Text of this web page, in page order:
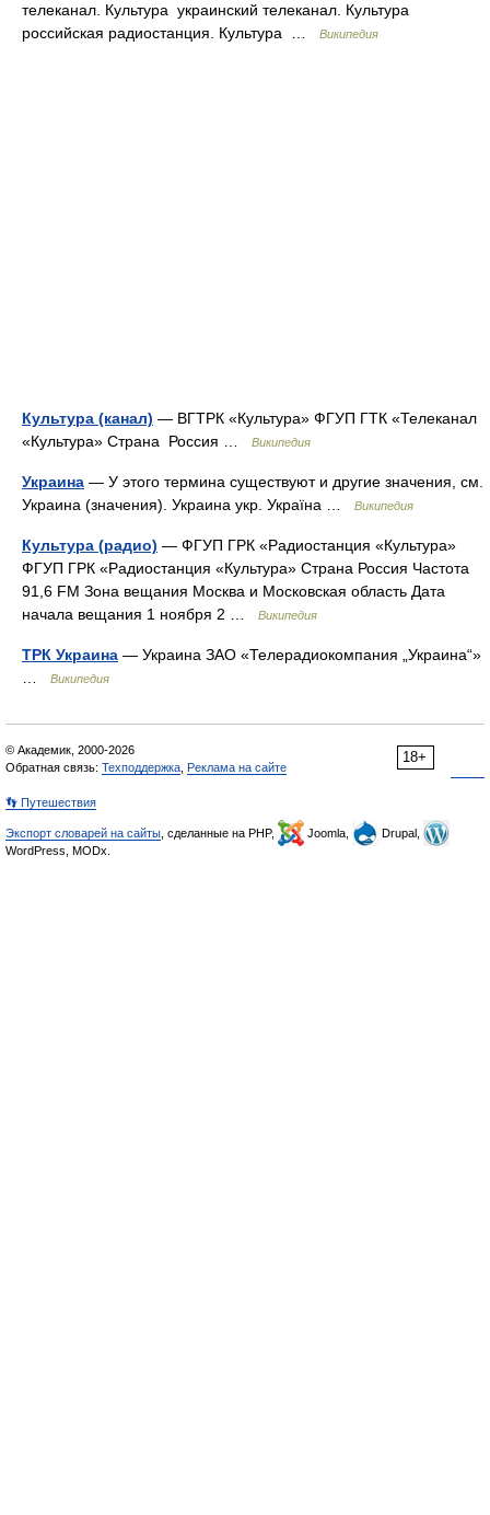
телеканал. Культура украинский телеканал. Культура
российская радиостанция. Культура …
Википедия
Культура (канал) — ВГТРК «Культура» ФГУП ГТК «Телеканал
«Культура» Страна Россия …
Википедия
Украина — У этого термина существуют и другие значения, см.
Украина (значения). Украина укр. Україна …
Википедия
Культура (радио) — ФГУП ГРК «Радиостанция «Культура»
ФГУП ГРК «Радиостанция «Культура» Страна Россия Частота
91,6 FM Зона вещания Москва и Московская область Дата
начала вещания 1 ноября 2 …
Википедия
ТРК Украина — Украина ЗАО «Телерадиокомпания „Украина“»
…
Википедия
18+
© Академик, 2000-2026
Обратная связь: Техподдержка Реклама на сайте
👣 Путешествия
Экспорт словарей на сайты , сделанные на PHP, Joomla,
Drupal,
WordPress, MODx.